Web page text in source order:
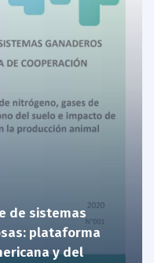
de sistemas
plataforma
y del